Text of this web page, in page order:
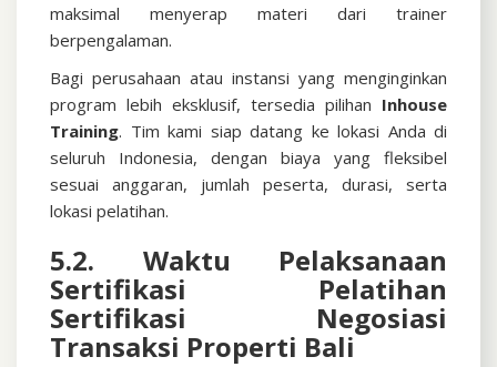
maksimal menyerap materi dari trainer
berpengalaman.
Bagi perusahaan atau instansi yang menginginkan
program lebih eksklusif, tersedia pilihan Inhouse
Training. Tim kami siap datang ke lokasi Anda di
seluruh Indonesia, dengan biaya yang fleksibel
sesuai anggaran, jumlah peserta, durasi, serta
lokasi pelatihan.
5.2. Waktu Pelaksanaan
Sertifikasi Pelatihan
Sertifikasi Negosiasi
Transaksi Properti Bali